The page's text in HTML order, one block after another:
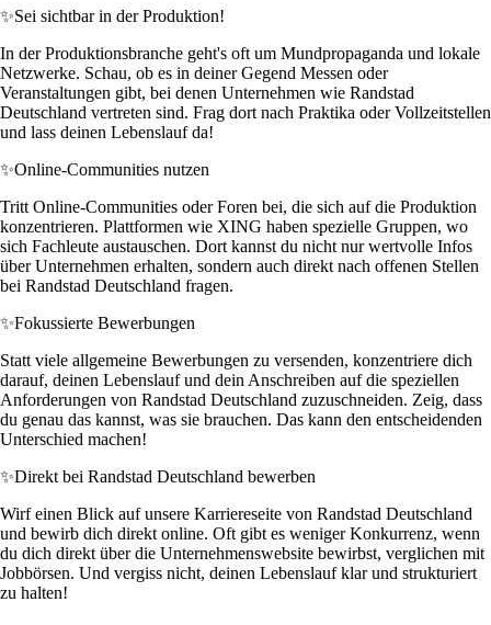
✨Sei sichtbar in der Produktion!
In der Produktionsbranche geht's oft um Mundpropaganda und lokale
Netzwerke. Schau, ob es in deiner Gegend Messen oder
Veranstaltungen gibt, bei denen Unternehmen wie Randstad
Deutschland vertreten sind. Frag dort nach Praktika oder Vollzeitstellen
und lass deinen Lebenslauf da!
✨Online-Communities nutzen
Tritt Online-Communities oder Foren bei, die sich auf die Produktion
konzentrieren. Plattformen wie XING haben spezielle Gruppen, wo
sich Fachleute austauschen. Dort kannst du nicht nur wertvolle Infos
über Unternehmen erhalten, sondern auch direkt nach offenen Stellen
bei Randstad Deutschland fragen.
✨Fokussierte Bewerbungen
Statt viele allgemeine Bewerbungen zu versenden, konzentriere dich
darauf, deinen Lebenslauf und dein Anschreiben auf die speziellen
Anforderungen von Randstad Deutschland zuzuschneiden. Zeig, dass
du genau das kannst, was sie brauchen. Das kann den entscheidenden
Unterschied machen!
✨Direkt bei Randstad Deutschland bewerben
Wirf einen Blick auf unsere Karriereseite von Randstad Deutschland
und bewirb dich direkt online. Oft gibt es weniger Konkurrenz, wenn
du dich direkt über die Unternehmenswebsite bewirbst, verglichen mit
Jobbörsen. Und vergiss nicht, deinen Lebenslauf klar und strukturiert
zu halten!